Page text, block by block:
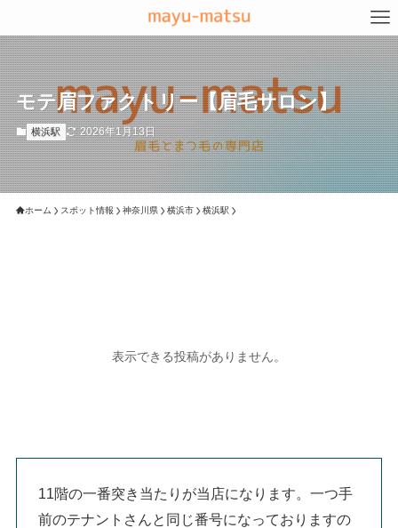
モテ眉ファクトリー【眉毛サロン】
横浜駅 2026年1月13日
ホーム スポット情報 神奈川県 横浜市 横浜駅
11階の一番突き当たりが当店になります。一つ手
前のテナントさんと同じ番号になっておりますの